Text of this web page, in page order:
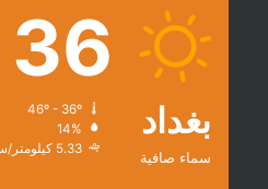
بغداد
سماء صافية
36
14%
5.33 كيلومتر/ساعة